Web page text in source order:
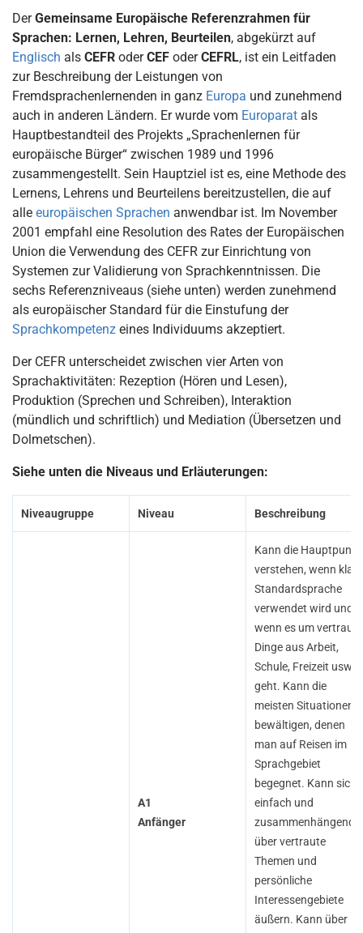
DerGemeinsame Europäische Referenzrahmen für
Sprachen: Lernen, Lehren, Beurteilen, abgekürzt auf
Englisch als CEFR oderCEF oderCEFRL, ist ein Leitfaden
zur Beschreibung der Leistungen von
Fremdsprachenlernenden in ganz Europa und zunehmend
auch in anderen Ländern. Er wurde vom Europarat als
Hauptbestandteil des Projekts „Sprachenlernen für
europäische Bürger“ zwischen 1989 und 1996
zusammengestellt. Sein Hauptziel ist es, eine Methode des
Lernens, Lehrens und Beurteilens bereitzustellen, die auf
alle europäischen Sprachen anwendbar ist. Im November
2001 empfahl eine Resolution des Rates der Europäischen
Union die Verwendung des CEFR zur Einrichtung von
Systemen zur Validierung von Sprachkenntnissen. Die
sechs Referenzniveaus (siehe unten) werden zunehmend
als europäischer Standard für die Einstufung der
Sprachkompetenz eines Individuums akzeptiert.
Der CEFR unterscheidet zwischen vier Arten von
Sprachaktivitäten: Rezeption (Hören und Lesen),
Produktion (Sprechen und Schreiben), Interaktion
(mündlich und schriftlich) und Mediation (Übersetzen und
Dolmetschen).
Siehe unten die Niveaus und Erläuterungen:
Niveaugruppe Niveau Beschreibung
A1
Anfänger
Kann die
verstehen, wenn klare
Standardsprache
verwendet wird und
wenn es um vertraute
Dinge aus Arbeit,
Schule, Freizeit usw.
geht. Kann die
meisten Situationen
bewältigen, denen
man auf Reisen im
Sprachgebiet
begegnet. Kann sich
einfach und
zusammenhängend
über vertraute
Themen und
persönliche
Interessengebiete
äußern. Kann über